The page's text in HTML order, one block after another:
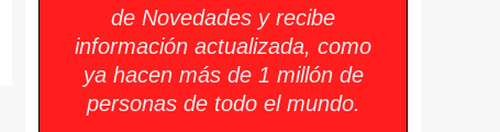
de Novedades y recibe
información actualizada, como
ya hacen más de 1 millón de
personas de todo el mundo.